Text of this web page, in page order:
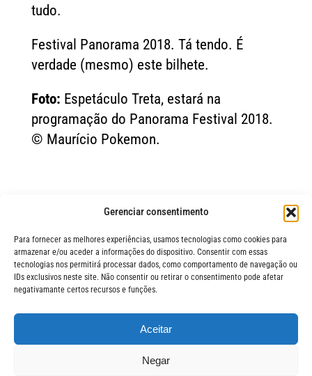
Gerenciar consentimento
Para fornecer as melhores experiências, usamos tecnologias como cookies para
armazenar e/ou aceder a informações do dispositivo. Consentir com essas
tecnologias nos permitirá processar dados, como comportamento de navegação ou
IDs exclusivos neste site. Não consentir ou retirar o consentimento pode afetar
negativamante certos recursos e funções.
Aceitar
Negar
tudo.
Festival Panorama 2018. Tá tendo. É
verdade (mesmo) este bilhete.
Foto: Espetáculo Treta, estará na
programação do Panorama Festival 2018.
© Maurício Pokemon.
LEIA MAIS NOTÍCIAS
© Festival Panorama
O Festival Panorama é uma